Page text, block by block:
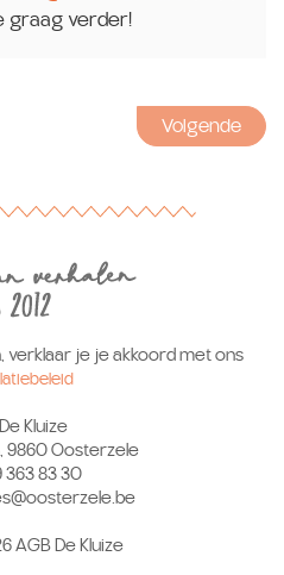
graag verder!
Volgende
je je akkoord met ons
Kluize
9860 Oosterzele
83 30
AGB De Kluize